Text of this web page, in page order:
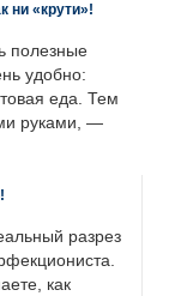
ни «крути»!
полезные
удобно:
еда. Тем
руками, —
разрез
как